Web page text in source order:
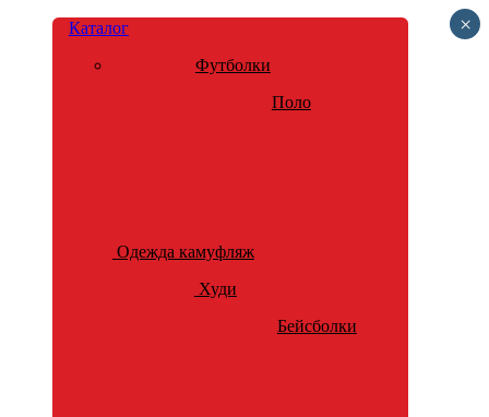
Каталог
Футболки
Поло
Одежда камуфляж
Худи
Бейсболки
×